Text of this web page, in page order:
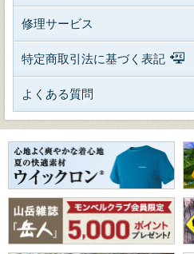
修理サービス
特定商取引法に基づく表記
よくある質問